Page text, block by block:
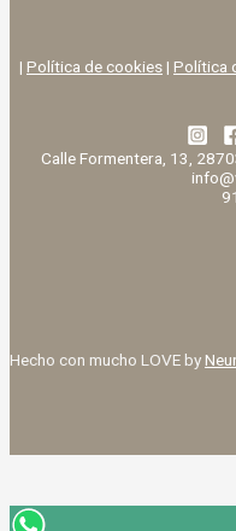
| Política de cookies| Política
Calle Formentera, 13,
Hecho con mucho LOVE by